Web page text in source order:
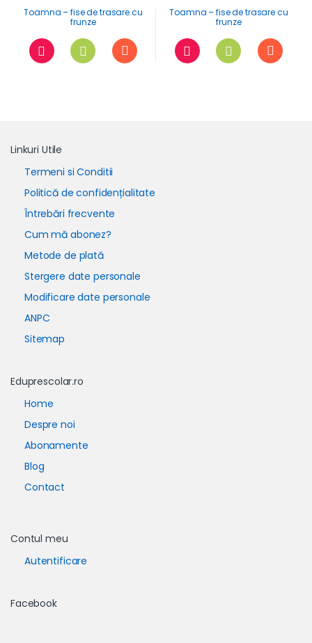
Toamna – fise de trasare cu
frunze
Toamna – fise de trasare cu
frunze
Linkuri Utile
Termeni si Conditii
Politică de confidențialitate
Întrebări frecvente
Cum mă abonez?
Metode de plată
Stergere date personale
Modificare date personale
ANPC
Sitemap
Eduprescolar.ro
Home
Despre noi
Abonamente
Blog
Contact
Contul meu
Autentificare
Facebook